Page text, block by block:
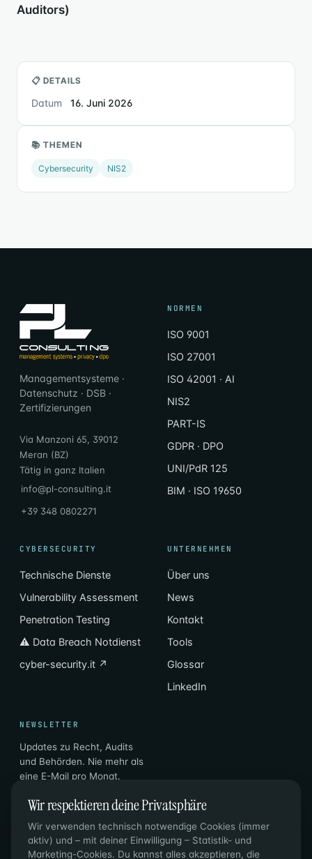
Auditors)
📋 DETAILS
Datum 16. Juni 2026
📚 THEMEN
Cybersecurity NIS2
Managementsysteme ·
Datenschutz · DSB ·
Zertifizierungen
Via Manzoni 65, 39012
Meran (BZ)
Tätig in ganz Italien
info@pl-consulting.it
+39 348 0802271
NORMEN
ISO 9001
ISO 27001
ISO 42001 · AI
NIS2
PART-IS
GDPR · DPO
UNI/PdR 125
BIM · ISO 19650
CYBERSECURITY
Technische Dienste
Vulnerability Assessment
Penetration Testing
⚠ Data Breach Notdienst
cyber-security.it ↗
UNTERNEHMEN
Über uns
News
Kontakt
Tools
Glossar
LinkedIn
NEWSLETTER
Updates zu Recht, Audits
und Behörden. Nie mehr als
eine E-Mail pro Monat.
Email Abonnieren→
Wir respektieren deine Privatsphäre
Wir verwenden technisch notwendige Cookies (immer
aktiv) und – mit deiner Einwilligung – Statistik- und
Marketing-Cookies. Du kannst alles akzeptieren, die